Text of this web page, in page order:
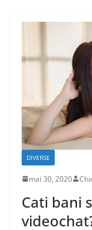
DIVERSE
mai 30, 2020
Cati bani